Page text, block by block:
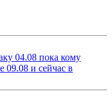
04.08 пока кому
09.08 и сейчас в